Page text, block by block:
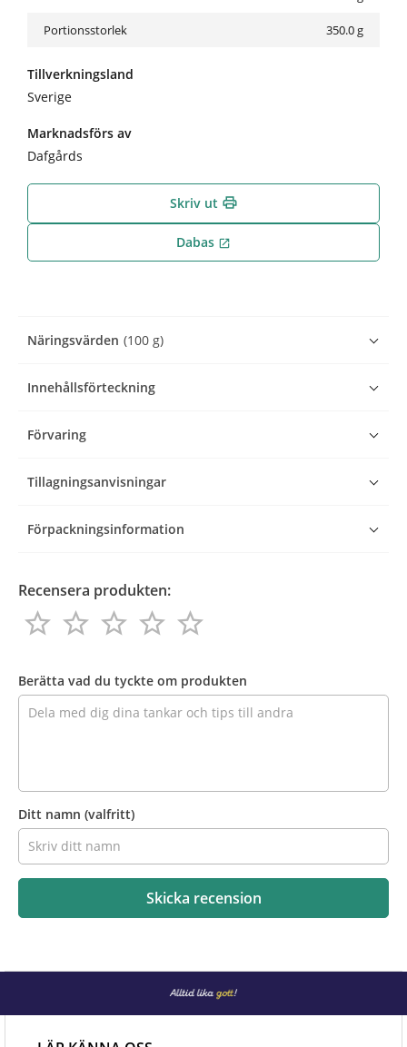
Portionsstorlek 350.0 g
Tillverkningsland
Sverige
Marknadsförs av
Dafgårds
Skriv ut print
Dabas open_in_new
Näringsvärden (100 g)
Innehållsförteckning
Förvaring
Tillagningsanvisningar
Förpackningsinformation
Recensera produkten:
star_border
star_border star_border
star_border star_border
star_border star_border
star_border star_border
star_border
produkten
Berätta vad du tyckte om produkten
Ditt namn (valfritt)
Skicka recension